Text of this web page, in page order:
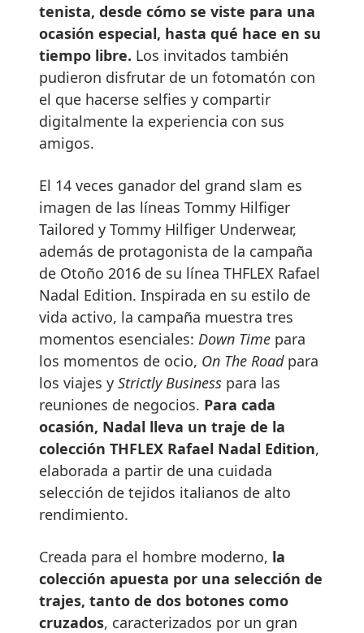
tenista, desde cómo se viste para una
ocasión especial, hasta qué hace en su
tiempo libre. Los invitados también
pudieron disfrutar de un fotomatón con
el que hacerse selfies y compartir
digitalmente la experiencia con sus
amigos.
El 14 veces ganador del grand slam es
imagen de las líneas Tommy Hilfiger
Tailored y Tommy Hilfiger Underwear,
además de protagonista de la campaña
de Otoño 2016 de su línea THFLEX Rafael
Nadal Edition. Inspirada en su estilo de
vida activo, la campaña muestra tres
momentos esenciales: Down Time para
los momentos de ocio, On The Road para
los viajes y Strictly Business para las
reuniones de negocios. Para cada
ocasión, Nadal lleva un traje de la
colección THFLEX Rafael Nadal Edition,
elaborada a partir de una cuidada
selección de tejidos italianos de alto
rendimiento.
Creada para el hombre moderno, la
colección apuesta por una selección de
trajes, tanto de dos botones como
cruzados, caracterizados por un gran